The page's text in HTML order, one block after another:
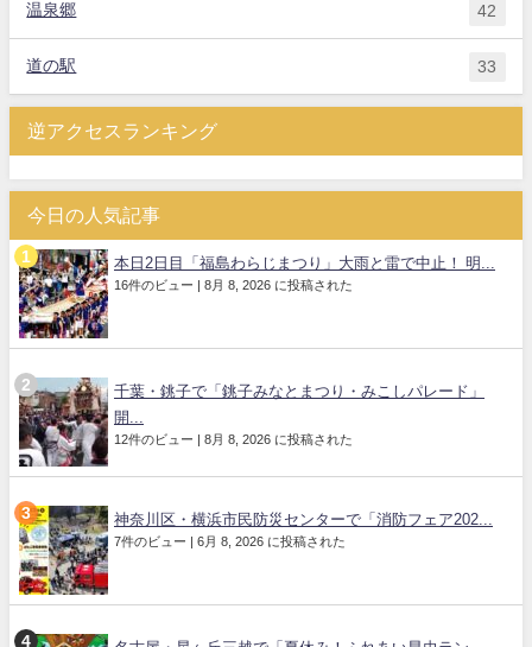
温泉郷 42
道の駅 33
逆アクセスランキング
今日の人気記事
本日2日目「福島わらじまつり」大雨と雷で中止！ 明...
16件のビュー | 8月 8, 2026 に投稿された
千葉・銚子で「銚子みなとまつり・みこしパレード」
開...
12件のビュー | 8月 8, 2026 に投稿された
神奈川区・横浜市民防災センターで「消防フェア202...
7件のビュー | 6月 8, 2026 に投稿された